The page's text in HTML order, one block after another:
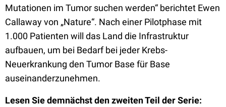
Mutationen im Tumor suchen werden“ berichtet Ewen
Callaway von „Nature“. Nach einer Pilotphase mit
1.000 Patienten will das Land die Infrastruktur
aufbauen, um bei Bedarf bei jeder Krebs-
Neuerkrankung den Tumor Base für Base
auseinanderzunehmen.
Lesen Sie demnächst den zweiten Teil der Serie: